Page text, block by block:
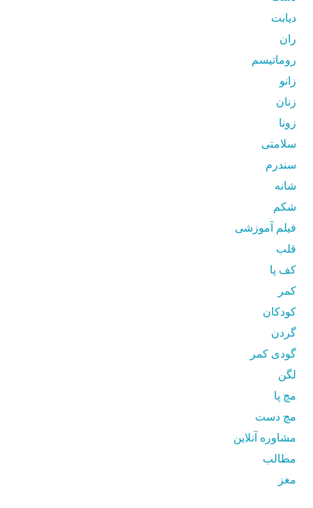
دیابت
ران
روماتیسم
زانو
زنان
زونا
سلامتی
سندرم
شانه
شکم
فیلم آموزشی
قلب
کف پا
کمر
کودکان
گردن
گودی کمر
لگن
مچ پا
مچ دست
مشاوره آنلاین
مطالب
مغز